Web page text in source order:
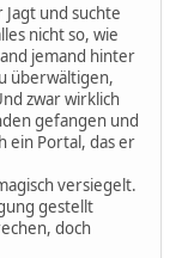
Jagt und suchte
nicht so, wie
jemand hinter
überwältigen,
zwar wirklich
gefangen und
ein Portal, das er
versiegelt.
gestellt
doch